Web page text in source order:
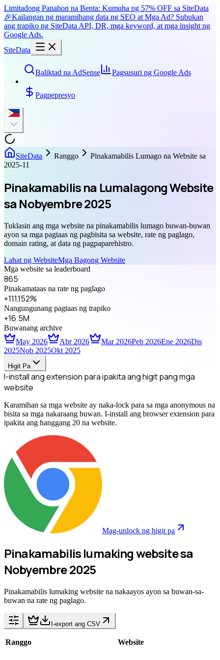
Limitadong Panahon na Benta: Kumuha ng 57% OFF sa SiteData
🎉Kailangan ng maramihang data ng SEO at Mga Ad? Subukan
ang trapiko ng SiteData API, DR, mga keyword, at mga insight ng
Google Ads.
SiteData
Baliktad na AdSense Pagsusuri ng Google Ads
Pagpepresyo
SiteData Ranggo
Pinakamabilis Lumago na Website sa
2025-11
Pinakamabilis na Lumalagong Website
sa Nobyembre 2025
Tuklasin ang mga website na pinakamabilis lumago buwan-buwan
ayon sa mga pagtaas ng pagbisita sa website, rate ng paglago,
domain rating, at data ng pagpaparehistro.
Lahat ng WebsiteMga Bagong Website
Mga website sa leaderboard
865
Pinakamataas na rate ng paglago
+111,152%
Nangungunang pagtaas ng trapiko
+16.5M
Buwanang archive
May 2026
Abr 2026 Mar 2026Peb 2026Ene 2026Dis
2025Nob 2025Okt 2025
Higit Pa
I-install ang extension para ipakita ang higit pang mga
website
Karamihan sa mga website ay naka-lock para sa mga anonymous na
bisita sa mga nakaraang buwan. I-install ang browser extension para
ipakita ang hanggang 20 na website.
Mag-unlock ng higit pa
Pinakamabilis lumaking website sa
Nobyembre 2025
Pinakamabilis lumaking website na nakaayos ayon sa buwan-sa-
buwan na rate ng paglago.
I-export ang CSV
Ranggo Website